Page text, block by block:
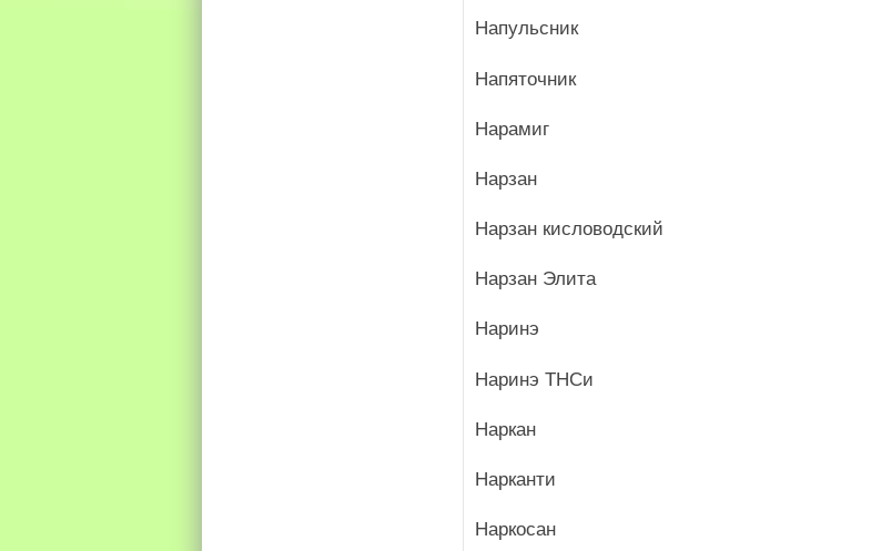
Напульсник
Напяточник
Нарамиг
Нарзан
Нарзан кисловодский
Нарзан Элита
Наринэ
Наринэ ТНСи
Наркан
Нарканти
Наркосан